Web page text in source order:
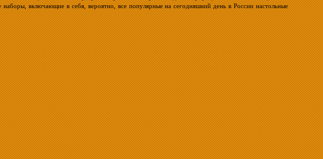
включающие в себя, вероятно, все популярные на сегодняшний день в России настольные